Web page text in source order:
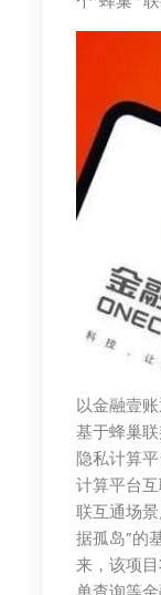
以金融壹
基于蜂巢
隐私计算
计算平台
联互通场
据孤岛”的
来，该项